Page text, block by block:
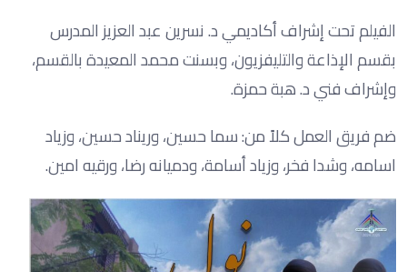
الفيلم تحت إشراف أكاديمي د. نسرين عبد العزيز المدرس
بقسم الإذاعة والتليفزيون، وبسنت محمد المعيدة بالقسم،
وإشراف فني د. هبة حمزة.
ضم فريق العمل كلاً من: سما حسين، وريناد حسين، وزياد
اسامه، وشدا فخر، وزياد أسامة، ودميانه رضا، ورقيه امين.